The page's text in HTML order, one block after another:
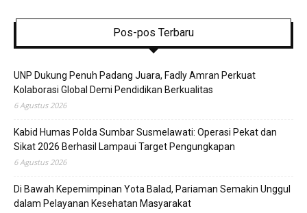
Pos-pos Terbaru
UNP Dukung Penuh Padang Juara, Fadly Amran Perkuat
Kolaborasi Global Demi Pendidikan Berkualitas
6 Agustus 2026
Kabid Humas Polda Sumbar Susmelawati: Operasi Pekat dan
Sikat 2026 Berhasil Lampaui Target Pengungkapan
6 Agustus 2026
Di Bawah Kepemimpinan Yota Balad, Pariaman Semakin Unggul
dalam Pelayanan Kesehatan Masyarakat